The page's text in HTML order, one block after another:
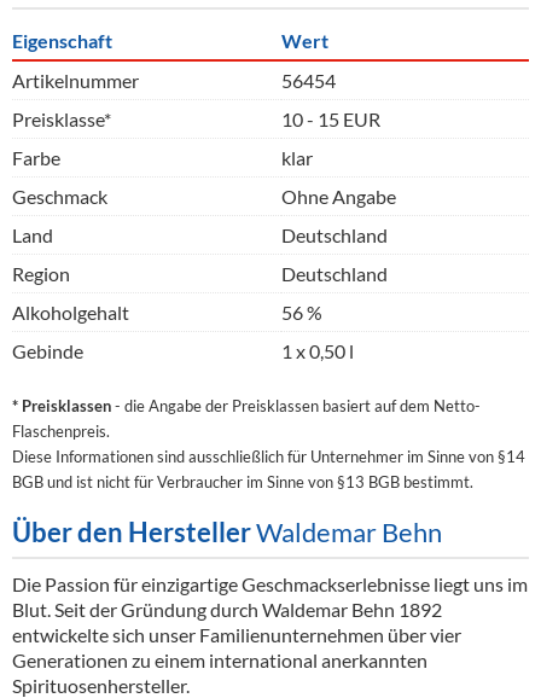
Eigenschaft
Wert
Artikelnummer
56454
Preisklasse*
10 - 15 EUR
Farbe
klar
Geschmack
Ohne Angabe
Land
Deutschland
Region
Deutschland
Alkoholgehalt
56 %
Gebinde
1 x 0,50 l
* Preisklassen- die Angabe der Preisklassen basiert auf dem Netto-
Flaschenpreis.
Diese Informationen sind ausschließlich für Unternehmer im Sinne von §14
BGB und ist nicht für Verbraucher im Sinne von §13 BGB bestimmt.
Über den HerstellerWaldemar Behn
Die Passion für einzigartige Geschmackserlebnisse liegt uns im
Blut. Seit der Gründung durch Waldemar Behn 1892
entwickelte sich unser Familienunternehmen über vier
Generationen zu einem international anerkannten
Spirituosenhersteller.